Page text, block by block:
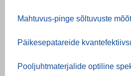
Mahtuvus-pinge sõltuvuste
Päikesepatareide
Pooljuhtmaterjalide optiline